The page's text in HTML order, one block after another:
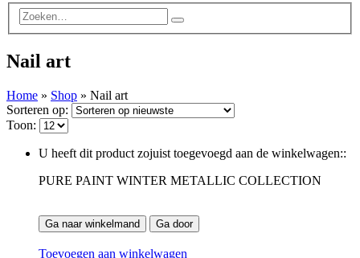
Nail art
Home » Shop » Nail art
Sorteren op:
Toon:
U heeft dit product zojuist toegevoegd aan de winkelwagen::
PURE PAINT WINTER METALLIC COLLECTION
Ga naar winkelmand Ga door
Toevoegen aan winkelwagen